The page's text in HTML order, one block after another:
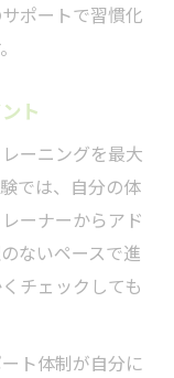
ポートで習慣化
ト
ーニングを最大
では、自分の体
ーナーからアド
ないペースで進
チェックしても
ト体制が自分に